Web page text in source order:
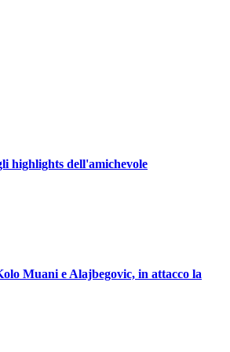
highlights dell'amichevole
Muani e Alajbegovic, in attacco la